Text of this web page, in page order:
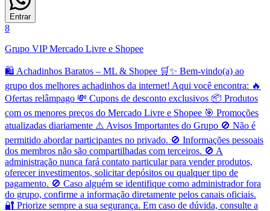
Entrar
8
Grupo VIP Mercado Livre e Shopee
🛍️ Achadinhos Baratos – ML & Shopee 🛒✨ Bem-vindo(a) ao
grupo dos melhores achadinhos da internet! Aqui você encontra: 🔥
Ofertas relâmpago 💸 Cupons de desconto exclusivos 📦 Produtos
com os menores preços do Mercado Livre e Shopee 🎯 Promoções
atualizadas diariamente ⚠️ Avisos Importantes do Grupo 🚫 Não é
permitido abordar participantes no privado. 🚫 Informações pessoais
dos membros não são compartilhadas com terceiros. 🚫 A
administração nunca fará contato particular para vender produtos,
oferecer investimentos, solicitar depósitos ou qualquer tipo de
pagamento. 🚫 Caso alguém se identifique como administrador fora
do grupo, confirme a informação diretamente pelos canais oficiais.
🔐 Priorize sempre a sua segurança. Em caso de dúvida, consulte a